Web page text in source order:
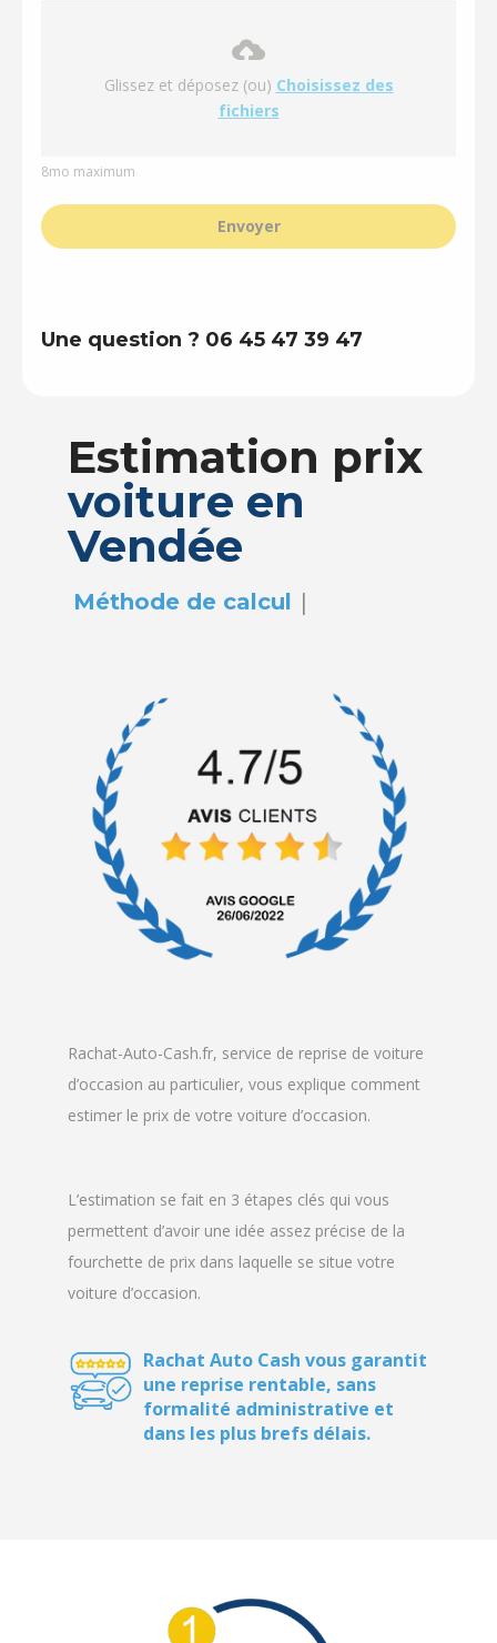
Glissez et déposez (ou) Choisissez des
fichiers
8mo maximum
Envoyer
Une question ? 06 45 47 39 47
Estimation prix
voiture en
Vendée
Méthode de calcul |
Rachat-Auto-Cash.fr, service de reprise de voiture
d’occasion au particulier, vous explique comment
estimer le prix de votre voiture d’occasion.
L’estimation se fait en 3 étapes clés qui vous
permettent d’avoir une idée assez précise de la
fourchette de prix dans laquelle se situe votre
voiture d’occasion.
Rachat Auto Cash vous garantit
une reprise rentable, sans
formalité administrative et
dans les plus brefs délais.